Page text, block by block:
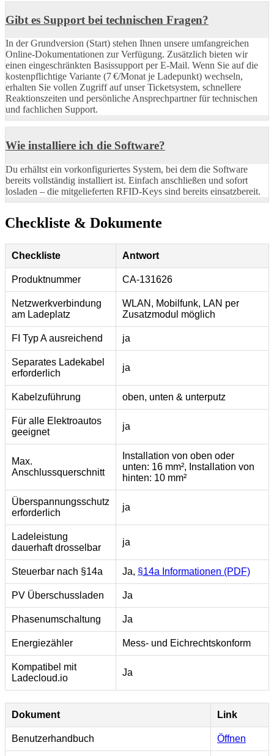
Gibt es Support bei technischen Fragen?
In der Grundversion (Start) stehen Ihnen unsere umfangreichen
Online-Dokumentationen zur Verfügung. Zusätzlich bieten wir
einen eingeschränkten Basissupport per E-Mail. Wenn Sie auf die
kostenpflichtige Variante (7 €/Monat je Ladepunkt) wechseln,
erhalten Sie vollen Zugriff auf unser Ticketsystem, schnellere
Reaktionszeiten und persönliche Ansprechpartner für technischen
und fachlichen Support.
Wie installiere ich die Software?
Du erhältst ein vorkonfiguriertes System, bei dem die Software
bereits vollständig installiert ist. Einfach anschließen und sofort
losladen – die mitgelieferten RFID-Keys sind bereits einsatzbereit.
Checkliste & Dokumente
Checkliste Antwort
Produktnummer CA-131626
Netzwerkverbindung
am Ladeplatz
WLAN, Mobilfunk, LAN per
Zusatzmodul möglich
FI Typ A ausreichend ja
Separates Ladekabel
erforderlich
ja
Kabelzuführung oben, unten & unterputz
Für alle Elektroautos
geeignet
ja
Max.
Anschlussquerschnitt
Installation von oben oder
unten: 16 mm², Installation von
hinten: 10 mm²
Überspannungsschutz
erforderlich
ja
Ladeleistung
dauerhaft drosselbar
ja
Steuerbar nach §14a Ja, §14a Informationen (PDF)
PV Überschussladen Ja
Phasenumschaltung Ja
Energiezähler Mess- und Eichrechtskonform
Kompatibel mit
Ladecloud.io
Ja
Dokument Link
Benutzerhandbuch Öffnen